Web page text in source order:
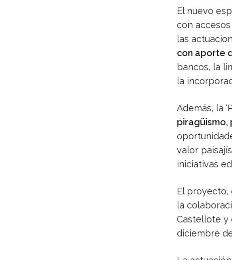
El nuevo
con
las
con aporte
bancos, la
la
Además, la
piragüismo,
valor
iniciativas
El proyecto,
la
Castellote y
diciembre